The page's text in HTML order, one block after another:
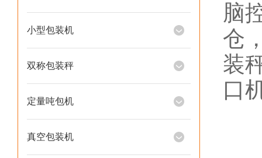
小型包装机
双称包装秤
定量吨包机
真空包装机
脑
仓
装
口